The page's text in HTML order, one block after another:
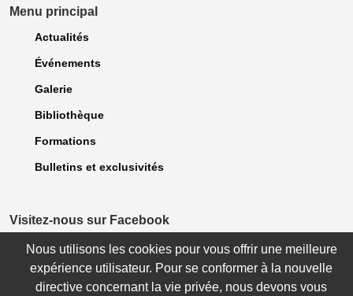
Menu principal
Actualités
Événements
Galerie
Bibliothèque
Formations
Bulletins et exclusivités
Visitez-nous sur Facebook
© 2023 Association des dentellières du Québec. Tous droits Réservés. |
Nous utilisons les cookies pour vous offrir une meilleure
expérience utilisateur. Pour se conformer à la nouvelle
directive concernant la vie privée, nous devons vous